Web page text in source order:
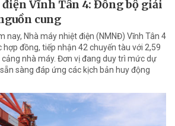
Vĩnh Tân 4: Đồng bộ giải
cung
nay, Nhà máy nhiệt điện (NMNĐ) Vĩnh Tân 4
hợp đồng, tiếp nhận 42 chuyến tàu với 2,59
nhà máy. Đơn vị đang duy trì mức dự
sàng đáp ứng các kịch bản huy động